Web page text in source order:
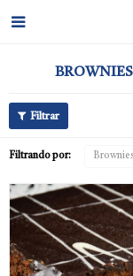

Filtrando por: